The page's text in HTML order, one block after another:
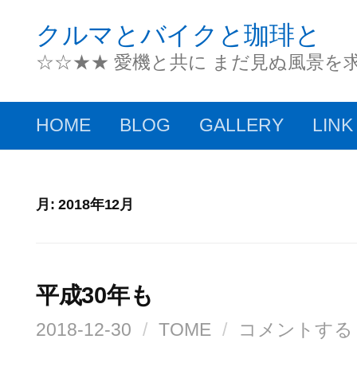
クルマとバイクと珈琲と
☆☆★★ 愛機と共に まだ見ぬ風景
HOME BLOG GALLERY LINK
月:2018年12月
平成30年も
2018-12-30 / TOME / コメントする